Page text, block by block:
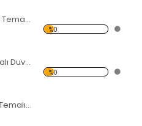
Daldaki Maymun Temalı Duvar Sticker
%0
Yıldız Küresi Temalı Duvar Sticker
%0
Kılçık Tutan Kedi Temalı Duvar Sticker